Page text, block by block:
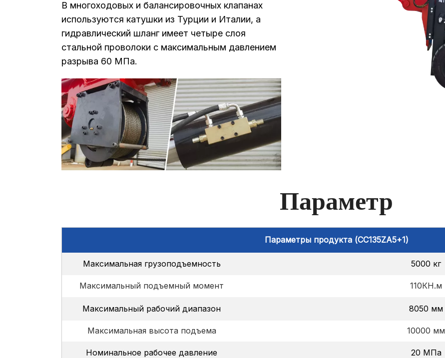
В многоходовых и балансировочных клапанах
используются катушки из Турции и Италии, а
гидравлический шланг имеет четыре слоя
стальной проволоки с максимальным давлением
разрыва 60 МПа.
Параметр
Параметры продукта (CC135ZA5+1)
Максимальная грузоподъемность 5000 кг
Максимальный подъемный момент 110КН.м
Максимальный рабочий диапазон 8050 мм
Максимальная высота подъема 10000 мм
Номинальное рабочее давление 20 МПа